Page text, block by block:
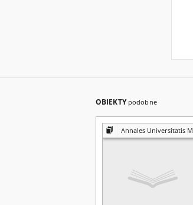
OBIEKTY podobne
Annales Universitatis Mariae Curie-Skłodowska. Sectio K, Politologia